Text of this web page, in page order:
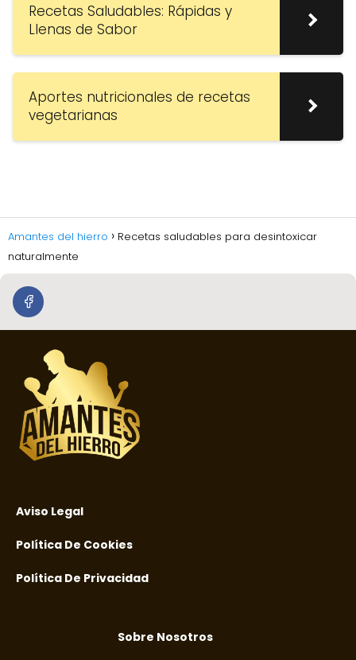
Recetas Saludables: Rápidas y
Llenas de Sabor
Aportes nutricionales de recetas
vegetarianas
Amantes del hierro
Recetas saludables para desintoxicar
naturalmente
Aviso Legal
Política De Cookies
Política De Privacidad
Sobre Nosotros